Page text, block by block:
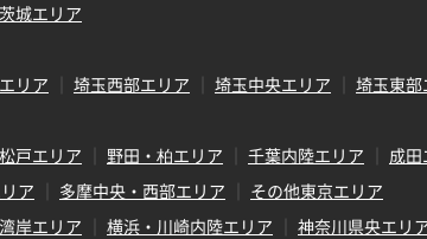
城エリア
リア 埼玉西部エリア 埼玉中央エリア 埼玉東部
戸エリア 野田・柏エリア 千葉内陸エリア 成田
ア 多摩中央・西部エリア
その他東京エリア
岸エリア 横浜・川崎内陸エリア 神奈川県央エリ